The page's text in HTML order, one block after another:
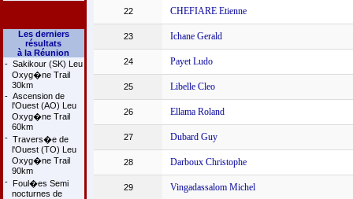
Les derniers
résultats
à la Réunion
- Sakikour (SK) Leu
Oxyg�ne Trail
30km
- Ascension de
l'Ouest (AO) Leu
Oxyg�ne Trail
60km
- Travers�e de
l'Ouest (TO) Leu
Oxyg�ne Trail
90km
- Foul�es Semi
nocturnes de
22 CHEFIARE Etienne
23 Ichane Gerald
24 Payet Ludo
25 Libelle Cleo
26 Ellama Roland
27 Dubard Guy
28 Darboux Christophe
29 Vingadassalom Michel